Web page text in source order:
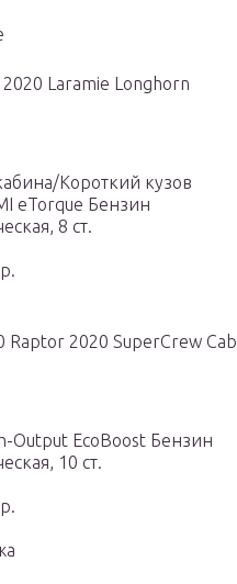
2020 Laramie Longhorn
Короткий кузов
eTorque Бензин
8 ст.
Raptor 2020 SuperCrew Cab
Output EcoBoost Бензин
10 ст.